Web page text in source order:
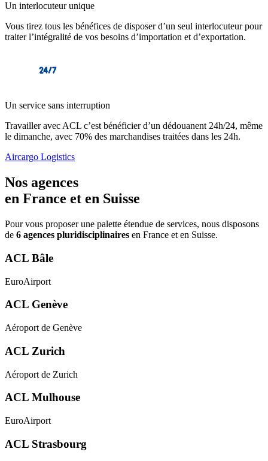
Un interlocuteur unique
Vous tirez tous les bénéfices de disposer d’un seul interlocuteur pour
traiter l’intégralité de vos besoins d’importation et d’exportation.
Un service sans interruption
Travailler avec ACL c’est bénéficier d’un dédouanent 24h/24, même
le dimanche, avec 70% des marchandises traitées dans les 24h.
Aircargo Logistics
Nos agences
en France et en Suisse
Pour vous proposer une palette étendue de services, nous disposons
de 6 agences pluridisciplinaires en France et en Suisse.
ACL Bâle
EuroAirport
ACL Genève
Aéroport de Genève
ACL Zurich
Aéroport de Zurich
ACL Mulhouse
EuroAirport
ACL Strasbourg